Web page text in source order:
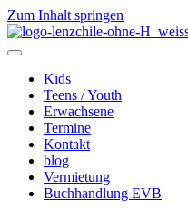
Zum Inhalt springen
Kids
Teens / Youth
Erwachsene
Termine
Kontakt
blog
Vermietung
Buchhandlung EVB